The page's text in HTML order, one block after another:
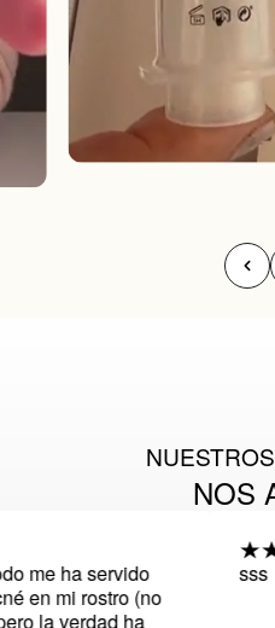
NOS
ha servido
mi rostro (no
verdad ha